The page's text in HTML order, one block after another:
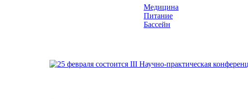
Медицина
Питание
Бассейн